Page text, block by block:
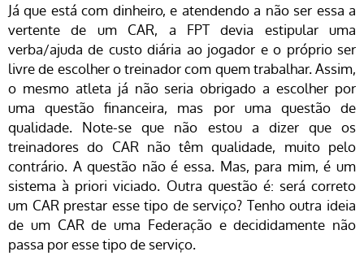
Já que está com dinheiro, e atendendo a não ser essa a
vertente de um CAR, a FPT devia estipular uma
verba/ajuda de custo diária ao jogador e o próprio ser
livre de escolher o treinador com quem trabalhar. Assim,
o mesmo atleta já não seria obrigado a escolher por
uma questão financeira, mas por uma questão de
qualidade. Note-se que não estou a dizer que os
treinadores do CAR não têm qualidade, muito pelo
contrário. A questão não é essa. Mas, para mim, é um
sistema à priori viciado. Outra questão é: será correto
um CAR prestar esse tipo de serviço? Tenho outra ideia
de um CAR de uma Federação e decididamente não
passa por esse tipo de serviço.